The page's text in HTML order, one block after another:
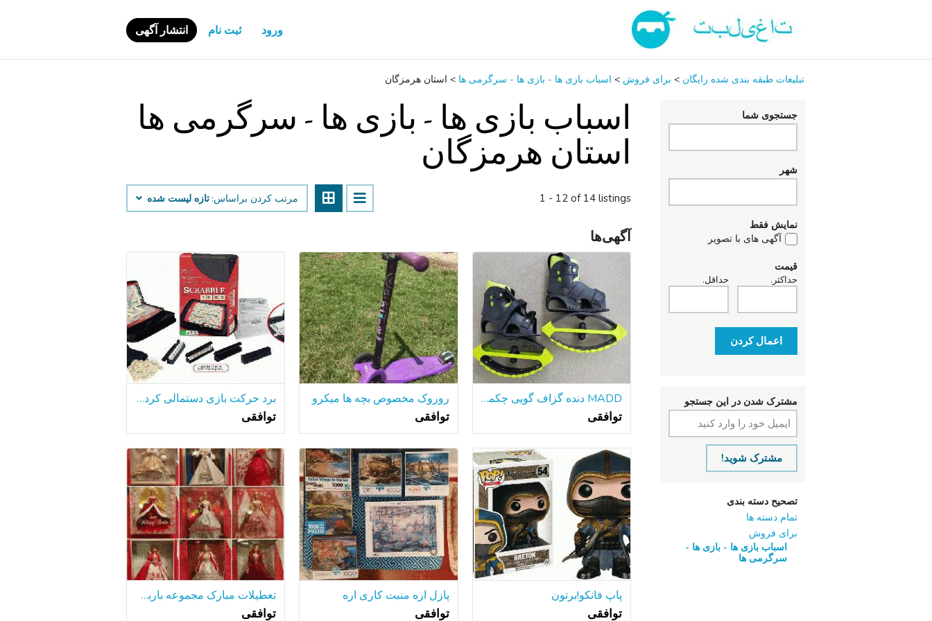
ورود ثبت نام انتشار آگهی
تبلیغات طبقه بندی شده رایگان > برای فروش > اسباب‌ بازی ها - بازی ها - سرگرمی ‌ها > استان هرمزگان
جستجوی شما
شهر
نمایش فقط
آگهی های با تصویر
قیمت
حداقل. حداکثر.
اعمال کردن
مشترک شدن در این جستجو
مشترک شوید!
تصحیح دسته بندی
تمام دسته ها
برای فروش
اسباب‌ بازی ها - بازی ها -
سرگرمی ‌ها
اسباب‌ بازی ها - بازی ها - سرگرمی ‌ها
استان هرمزگان
1 - 12 of 14 listings مرتب کردن براساس: تازه لیست شده
آگهی‌ها
MADD دنده گزاف گویی چکمه با نام تجاری جدید! سنین 5 + Sz 3-6 تمام مقالات / ابزار
توافقی
روروک مخصوص بچه ها میکرو
توافقی
برد حرکت بازی دستمالی کردن برای رفتن به بازی تخته
توافقی
پاپ فانکو!برتون
توافقی
پازل اره منبت کاری اره
توافقی
تعطیلات مبارک مجموعه باربی - 22 سال
توافقی